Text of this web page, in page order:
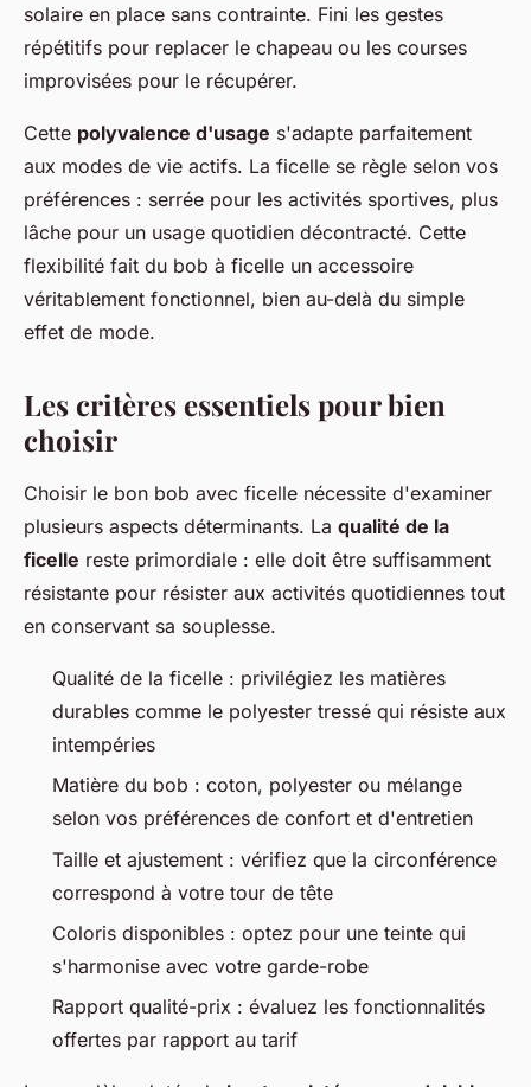
solaire en place sans contrainte. Fini les gestes
répétitifs pour replacer le chapeau ou les courses
improvisées pour le récupérer.
Cette polyvalence d'usage s'adapte parfaitement
aux modes de vie actifs. La ficelle se règle selon vos
préférences : serrée pour les activités sportives, plus
lâche pour un usage quotidien décontracté. Cette
flexibilité fait du bob à ficelle un accessoire
véritablement fonctionnel, bien au-delà du simple
effet de mode.
Les critères essentiels pour bien
choisir
Choisir le bon bob avec ficelle nécessite d'examiner
plusieurs aspects déterminants. La qualité de la
ficelle reste primordiale : elle doit être suffisamment
résistante pour résister aux activités quotidiennes tout
en conservant sa souplesse.
Qualité de la ficelle : privilégiez les matières
durables comme le polyester tressé qui résiste aux
intempéries
Matière du bob : coton, polyester ou mélange
selon vos préférences de confort et d'entretien
Taille et ajustement : vérifiez que la circonférence
correspond à votre tour de tête
Coloris disponibles : optez pour une teinte qui
s'harmonise avec votre garde-robe
Rapport qualité-prix : évaluez les fonctionnalités
offertes par rapport au tarif